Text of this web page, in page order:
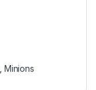
Minions